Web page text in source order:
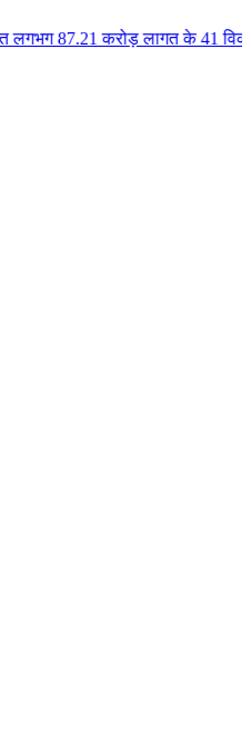
विकास कार्यों का किया